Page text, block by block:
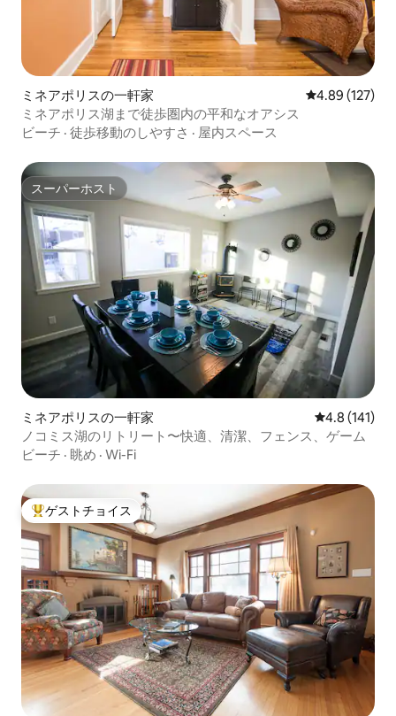
ミネアポリスの一軒家 レビュー127
4.89 (127)
ミネアポリス湖まで徒歩圏内の平和なオアシス
ビーチ · 徒歩移動のしやすさ · 屋内スペース
スーパーホスト
スーパーホスト
ミネアポリスの一軒家 レビュー141
4.8 (141)
ノコミス湖のリトリート〜快適、清潔、フェンス、ゲーム
ビーチ · 眺め · Wi-Fi
大好評のゲストチョイスです。
ゲストチョイス